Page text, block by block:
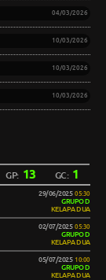
04/03/2026
10/03/2026
10/03/2026
10/03/2026
GP: 13 GC: 1
29/06/2025 05:30
GRUPO D
KELAPA DUA
02/07/2025 05:30
GRUPO D
KELAPA DUA
05/07/2025 10:00
GRUPO D
KELAPA DUA